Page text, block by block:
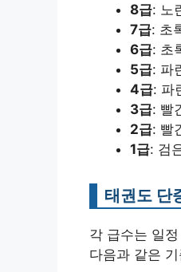
8급: 노
7급: 초
6급: 초
5급: 파
4급: 파
3급: 빨
2급: 빨
1급: 검
태권도 단
각 급수는 일
다음과 같은